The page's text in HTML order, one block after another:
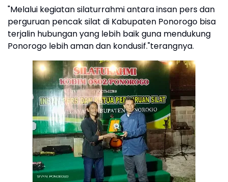
"Melalui kegiatan silaturrahmi antara insan pers dan
perguruan pencak silat di Kabupaten Ponorogo bisa
terjalin hubungan yang lebih baik guna mendukung
Ponorogo lebih aman dan kondusif."terangnya.